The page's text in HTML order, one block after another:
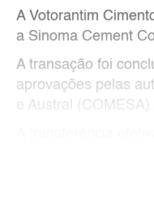
A Votorantim
a Sinoma Cement
A transação foi
aprovações pelas
e Austral (COMESA).